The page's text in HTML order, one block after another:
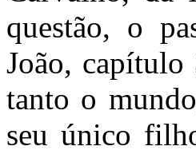
questão, o
João,
tanto o
seu único